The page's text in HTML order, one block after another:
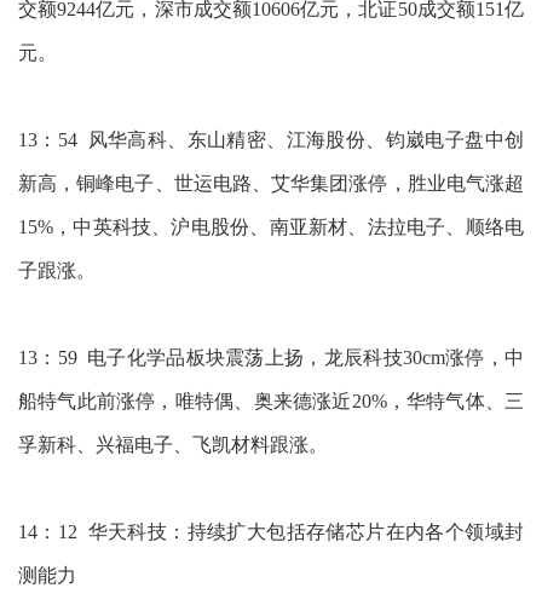
交额9244亿元，深市成交额10606亿元，北证50成交额151亿
元。
13：54 风华高科、东山精密、江海股份、钧崴电子盘中创
新高，铜峰电子、世运电路、艾华集团涨停，胜业电气涨超
15%，中英科技、沪电股份、南亚新材、法拉电子、顺络电
子跟涨。
13：59 电子化学品板块震荡上扬，龙辰科技30cm涨停，中
船特气此前涨停，唯特偶、奥来德涨近20%，华特气体、三
孚新科、兴福电子、飞凯材料跟涨。
14：12 华天科技：持续扩大包括存储芯片在内各个领域封
测能力